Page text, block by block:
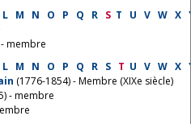
L M N O P Q R S T U V W X
membre
L M N O P Q R S T U V W X
(1776-1854) - Membre (XIXe siècle)
- membre